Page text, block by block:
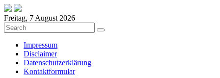
Freitag, 7 August 2026
Impressum
Disclaimer
Datenschutzerklärung
Kontaktformular